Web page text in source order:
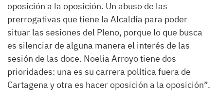
oposición a la oposición. Un abuso de las
prerrogativas que tiene la Alcaldía para poder
situar las sesiones del Pleno, porque lo que busca
es silenciar de alguna manera el interés de las
sesión de las doce. Noelia Arroyo tiene dos
prioridades: una es su carrera política fuera de
Cartagena y otra es hacer oposición a la oposición”.